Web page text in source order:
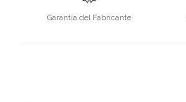
Garantía del Fabricante